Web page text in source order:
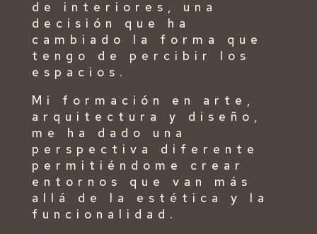
de interiores, una
decisión que ha
cambiado la forma que
tengo de percibir los
espacios.
Mi formación en arte,
arquitectura y diseño,
me ha dado una
perspectiva diferente
permitiéndome crear
entornos que van más
allá de la estética y la
funcionalidad.